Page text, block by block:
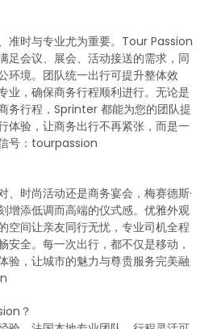
准时与专业尤为重要。Tour Passion
足会议、展会、活动接送的需求，同
环境。团队统一出行可提升整体效
业，确保商务行程顺利进行。无论是
务行程，Sprinter 都能为您的团队提
体验，让商务出行不再紧张，而是一
号：tourpassion
、时尚活动还是商务宴会，梅赛德斯·
增添低调而高端的仪式感。优雅外观
空间让亲友同行无忧，专业司机全程
安全。每一次出行，都不仅是移动，
验，让城市的魅力与尊贵服务完美融
？